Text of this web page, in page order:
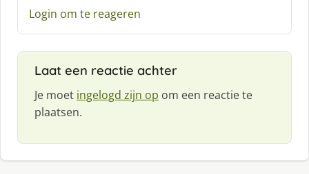
Login om te reageren
Laat een reactie achter
Je moet ingelogd zijn op om een reactie te
plaatsen.